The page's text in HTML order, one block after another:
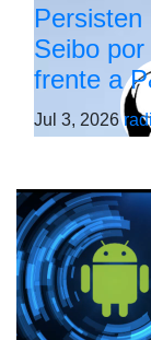
Persisten
Seibo
frente a
Jul 3, 2026